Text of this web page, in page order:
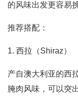
的风味出发更容易
推荐搭配：
1. 西拉（Shiraz）
产自澳大利亚的西
腌肉风味，可以突